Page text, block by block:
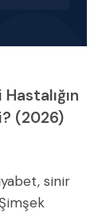
(2026)
sinir
Şimşek